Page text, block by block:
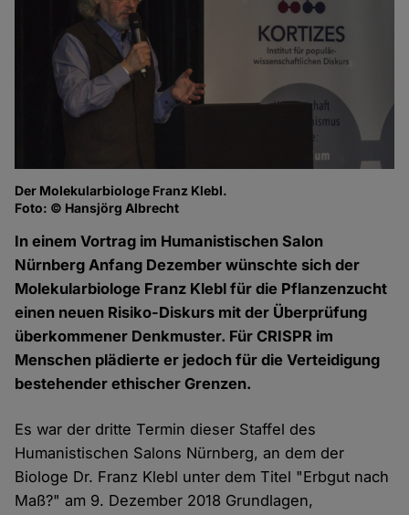
Der Molekularbiologe Franz Klebl.
Foto: © Hansjörg Albrecht
In einem Vortrag im Humanistischen Salon
Nürnberg Anfang Dezember wünschte sich der
Molekularbiologe Franz Klebl für die Pflanzenzucht
einen neuen Risiko-Diskurs mit der Überprüfung
überkommener Denkmuster. Für CRISPR im
Menschen plädierte er jedoch für die Verteidigung
bestehender ethischer Grenzen.
Es war der dritte Termin dieser Staffel des
Humanistischen Salons Nürnberg, an dem der
Biologe Dr. Franz Klebl unter dem Titel "Erbgut nach
Maß?" am 9. Dezember 2018 Grundlagen,